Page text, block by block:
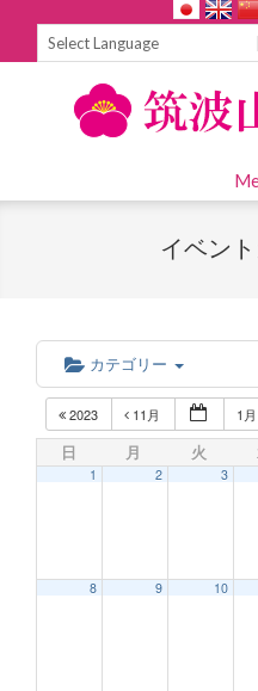
Navigation
イベン
カテゴリー
2023 11月 1月
日 月 火
1 2 3
8 9 10